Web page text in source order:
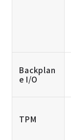
Backplan
e I/O
TPM